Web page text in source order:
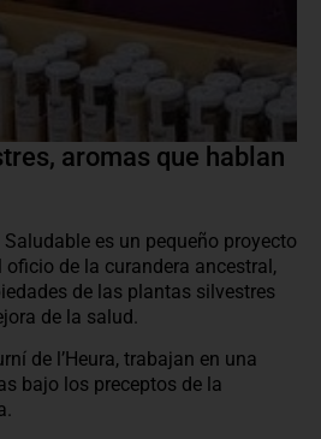
aromas que hablan
es un pequeño proyecto
de la curandera ancestral,
de las plantas silvestres
de la salud.
de l’Heura, trabajan en una
bajo los preceptos de la